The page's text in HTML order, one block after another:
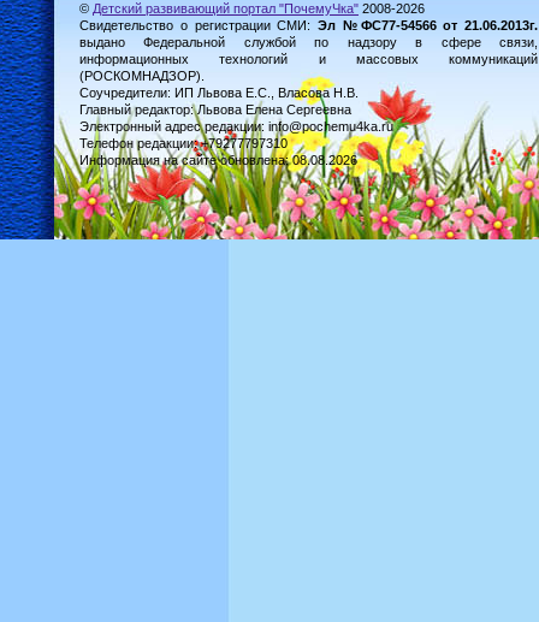
© Детский развивающий портал "ПочемуЧка" 2008-2026
Свидетельство о регистрации СМИ: Эл №ФС77-54566 от 21.06.2013г.
выдано Федеральной службой по надзору в сфере связи,
информационных технологий и массовых коммуникаций
(РОСКОМНАДЗОР).
Соучредители: ИП Львова Е.С., Власова Н.В.
Главный редактор: Львова Елена Сергеевна
Электронный адрес редакции: info@pochemu4ka.ru
Телефон редакции: +79277797310
Информация на сайте обновлена: 08.08.2026